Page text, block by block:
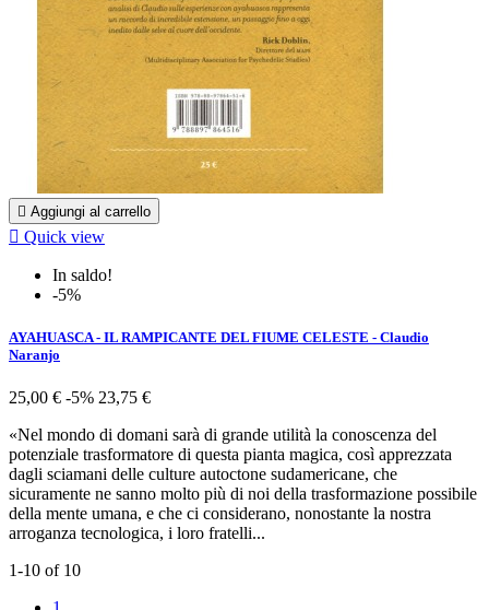
 Aggiungi al carrello
 Quick view
In saldo!
-5%
AYAHUASCA - IL RAMPICANTE DEL FIUME CELESTE - Claudio
Naranjo
25,00 € -5% 23,75 €
«Nel mondo di domani sarà di grande utilità la conoscenza del
potenziale trasformatore di questa pianta magica, così apprezzata
dagli sciamani delle culture autoctone sudamericane, che
sicuramente ne sanno molto più di noi della trasformazione possibile
della mente umana, e che ci considerano, nonostante la nostra
arroganza tecnologica, i loro fratelli...
1-10 of 10